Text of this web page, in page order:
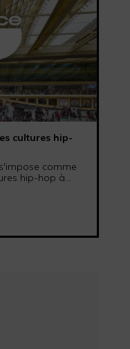
cultures hip-
comme
hip-hop à...